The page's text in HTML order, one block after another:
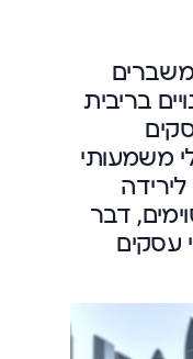
משברים
בריבית
משמעותי
דבר
עסקים